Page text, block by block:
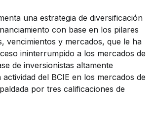
una estrategia de diversificación
con base en los pilares
vencimientos y mercados, que le ha
ininterrumpido a los mercados de
de inversionistas altamente
actividad del BCIE en los mercados de
por tres calificaciones de